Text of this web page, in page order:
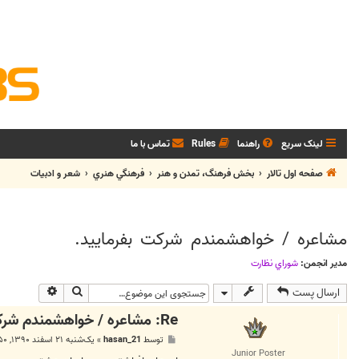
لینک سریع راهنما Rules تماس با ما
صفحه اول تالار
بخش فرهنگ، تمدن و هنر فرهنگي هنري شعر و ادبيات
مشاعره / خواهشمندم شرکت بفرماييد.
مدیر انجمن: شوراي نظارت
ارسال پست جستجو
Junior Poster
Re: مشاعره / خواهشمندم شرکت بفرماييد.
توسط hasan_21
» یک‌شنبه ۲۱ اسفند ۱۳۹۰, ۵:۵۰ ب.ظ